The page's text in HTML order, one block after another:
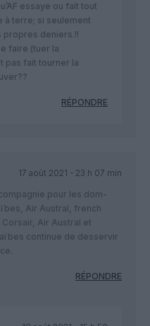
essaye ou fait tout
à terre; si seulement
propres deniers.!!
faire (tuer la
pas fait tourner la
RÉPONDRE
17 août 2021 - 23 h 07 min
pour les dom-
Air Austral, french
Air Austral et
continue de desservir
RÉPONDRE